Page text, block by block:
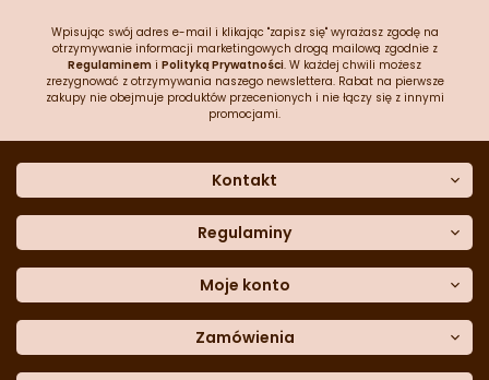
Wpisując swój adres e-mail i klikając "zapisz się" wyrażasz zgodę na
otrzymywanie informacji marketingowych drogą mailową zgodnie z
Regulaminem i Polityką Prywatności. W każdej chwili możesz
zrezygnować z otrzymywania naszego newslettera. Rabat na pierwsze
zakupy nie obejmuje produktów przecenionych i nie łączy się z innymi
promocjami.
Kontakt
Dane kontaktowe
Często zadawane pytania
Sklep stacjonarny
Formularz kontaktowy
Blog
Regulaminy
Polityka prywatności
Polityka cookies
Polityka reklamacji
Polityka zwrotów
Moje konto
Moje dane
Historia zamówień
Zamówienia